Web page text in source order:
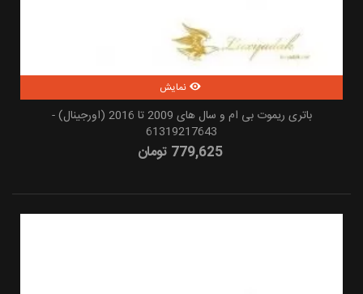
نمایش
باتری ریموت بی ام و سال های 2009 تا 2016 (اورجینال) -
61319217643
779,625 تومان